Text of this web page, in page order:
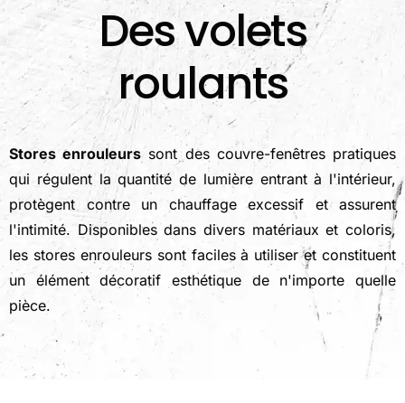
Des volets
roulants
Stores enrouleurssont des couvre-fenêtres pratiques
qui régulent la quantité de lumière entrant à l'intérieur,
protègent contre un chauffage excessif et assurent
l'intimité. Disponibles dans divers matériaux et coloris,
les stores enrouleurs sont faciles à utiliser et constituent
un élément décoratif esthétique de n'importe quelle
pièce.